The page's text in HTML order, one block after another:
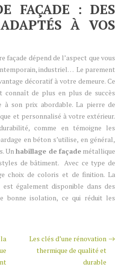
FAÇADE : DES
À VOS
façade dépend de l’aspect que vous
industriel… Le parement
décoratif à votre demeure. Ce
connaît de plus en plus de succès
à son prix abordable. La pierre de
et personnalisé à votre extérieur.
comme en témoigne les
en béton s’utilise, en général,
Unhabillage de façademétallique
de bâtiment. Avec ce type de
choix de coloris et de finition. La
est également disponible dans des
bonne isolation, ce qui réduit les
Les clés d’une rénovation
thermique de qualité et
durable